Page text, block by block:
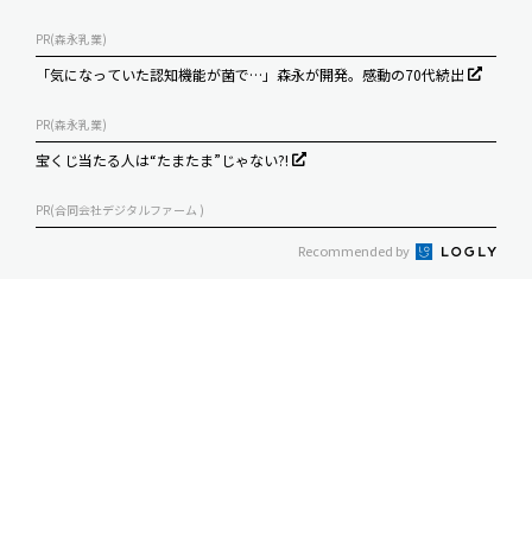
PR(森永乳業)
「気になっていた認知機能が菌で…」森永が開発。感動の70代続出
PR(森永乳業)
宝くじ当たる人は“たまたま”じゃない?!
PR(合同会社デジタルファーム )
Recommended by